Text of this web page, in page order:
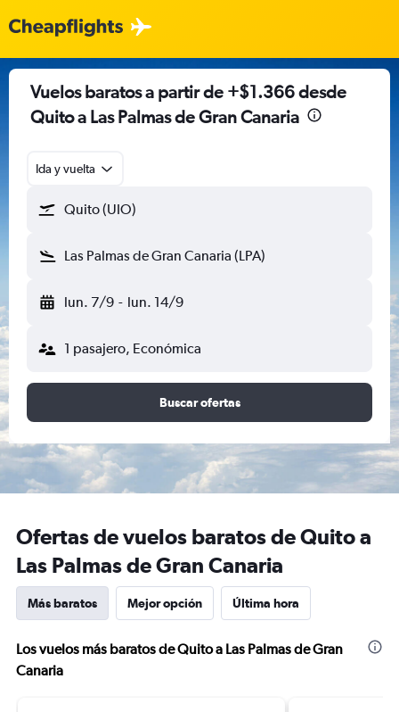
Vuelos baratos a partir de +$1.366 desde
Quito a Las Palmas de Gran Canaria
Ida y vuelta
Quito (UIO)
Las Palmas de Gran Canaria (LPA)
lun. 7/9 - lun. 14/9
1 pasajero, Económica
Buscar ofertas
Ofertas de vuelos baratos de Quito a
Las Palmas de Gran Canaria
Más baratos Mejor opción Última hora
Los vuelos más baratos de Quito a Las Palmas de Gran
Canaria